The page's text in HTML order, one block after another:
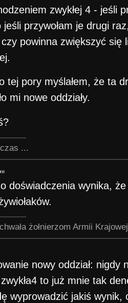
zwykłej 4 - jeśli
jeśli przywołam je drugi
czy powinna zwiększyć
tej pory myślałem, że ta
mi nowe oddziały.
...
doświadczenia wynika,
żołnierzom Armii
nowy oddział: nigdy
to już mnie tak
wyprowadzić jakiś wynik,